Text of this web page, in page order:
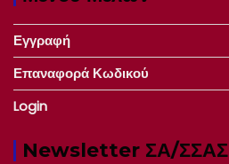
Εγγραφή
Επαναφορά Κωδικού
Login
Newsletter ΣΑ/ΣΣΑΣ